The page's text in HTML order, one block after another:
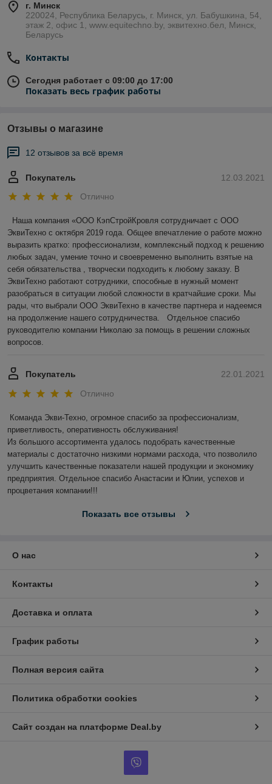
г. Минск
220024, Республика Беларусь, г. Минск, ул. Бабушкина, 54,
этаж 2, офис 1, www.equitechno.by, эквитехно.бел, Минск,
Беларусь
Контакты
Сегодня работает с 09:00 до 17:00
Показать весь график работы
Отзывы о магазине
12 отзывов за всё время
12.03.2021
Покупатель
Отлично
Наша компания «ООО КэпСтройКровля сотрудничает с ООО
ЭквиТехно с октября 2019 года. Общее впечатление о работе можно
выразить кратко: профессионализм, комплексный подход к решению
любых задач, умение точно и своевременно выполнить взятые на
себя обязательства , творчески подходить к любому заказу. В
ЭквиТехно работают сотрудники, способные в нужный момент
разобраться в ситуации любой сложности в кратчайшие сроки. Мы
рады, что выбрали ООО ЭквиТехно в качестве партнера и надеемся
на продолжение нашего сотрудничества.   Отдельное спасибо
руководителю компании Николаю за помощь в решении сложных
вопросов.
22.01.2021
Покупатель
Отлично
Команда Экви-Техно, огромное спасибо за профессионализм,
приветливость, оперативность обслуживания!
Из большого ассортимента удалось подобрать качественные
материалы с достаточно низкими нормами расхода, что позволило
улучшить качественные показатели нашей продукции и экономику
предприятия. Отдельное спасибо Анастасии и Юлии, успехов и
процветания компании!!!
Показать все отзывы
О нас
Контакты
Доставка и оплата
График работы
Полная версия сайта
Политика обработки cookies
Сайт создан на платформе Deal.by